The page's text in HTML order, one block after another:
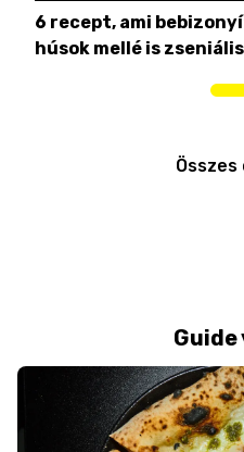
6 recept, ami
húsok mellé is zseniális
Összes
Guide